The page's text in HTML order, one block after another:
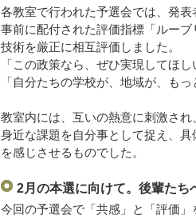
各教室で行われた予選会では、発表
事前に配付された評価指標「ルー
技術を厳正に相互評価しました。
「この政策なら、ぜひ実現してほし
「自分たちの学校が、地域が、も
教室内には、互いの熱意に刺激さ
身近な課題を自分事として捉え、
を感じさせるものでした。
2月の本選に向けて。後輩たち
今回の予選会で「共感」と「評価